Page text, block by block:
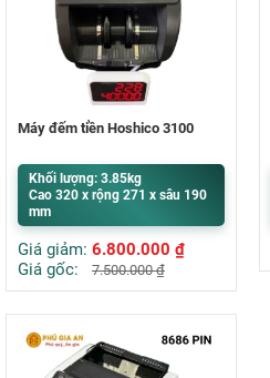
Máy đếm tiền Hoshico 3100
Khối lượng: 3.85kg
Cao 320 x rộng 271 x sâu 190
mm
Giá giảm: 6.800.000 ₫
Giá gốc:
7.500.000₫